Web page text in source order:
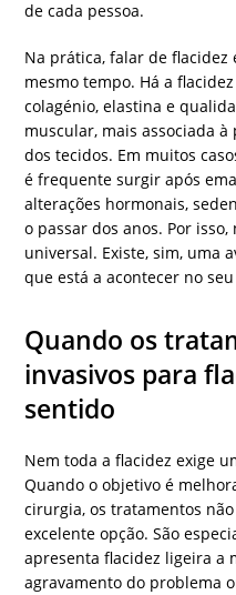
de cada pessoa.
Na prática, falar de
mesmo tempo. Há a
colagénio, elastina e
muscular, mais associada
dos tecidos. Em muitos
é frequente surgir após
alterações hormonais,
o passar dos anos. Por
universal. Existe, sim, uma
que está a acontecer no seu
Quando os
invasivos para
sentido
Nem toda a flacidez exige
Quando o objetivo é
cirurgia, os tratamentos
excelente opção. São
apresenta flacidez ligeira a
agravamento do problema